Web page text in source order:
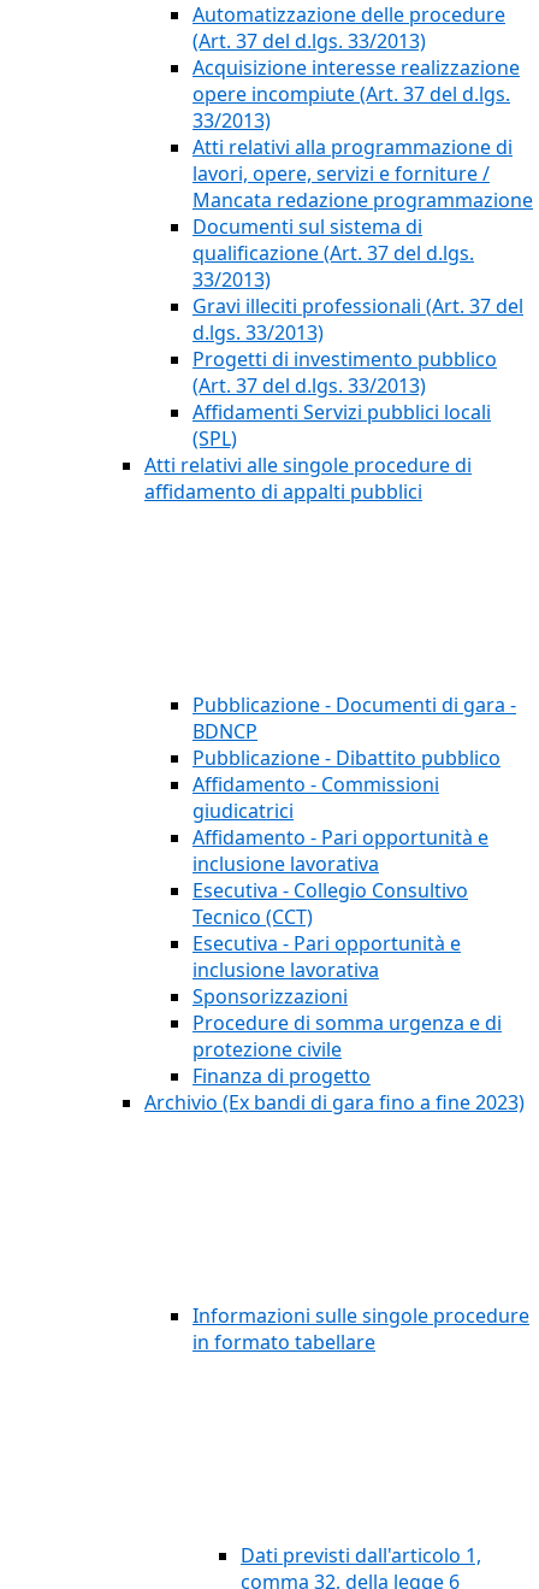
Automatizzazione delle procedure
(Art. 37 del d.lgs. 33/2013)
Acquisizione interesse realizzazione
opere incompiute (Art. 37 del d.lgs.
33/2013)
Atti relativi alla programmazione di
lavori, opere, servizi e forniture /
Mancata redazione programmazione
Documenti sul sistema di
qualificazione (Art. 37 del d.lgs.
33/2013)
Gravi illeciti professionali (Art. 37 del
d.lgs. 33/2013)
Progetti di investimento pubblico
(Art. 37 del d.lgs. 33/2013)
Affidamenti Servizi pubblici locali
(SPL)
Atti relativi alle singole procedure di
affidamento di appalti pubblici
Pubblicazione - Documenti di gara -
BDNCP
Pubblicazione - Dibattito pubblico
Affidamento - Commissioni
giudicatrici
Affidamento - Pari opportunità e
inclusione lavorativa
Esecutiva - Collegio Consultivo
Tecnico (CCT)
Esecutiva - Pari opportunità e
inclusione lavorativa
Sponsorizzazioni
Procedure di somma urgenza e di
protezione civile
Finanza di progetto
Archivio (Ex bandi di gara fino a fine 2023)
Informazioni sulle singole procedure
in formato tabellare
Dati previsti dall'articolo 1,
comma 32, della legge 6